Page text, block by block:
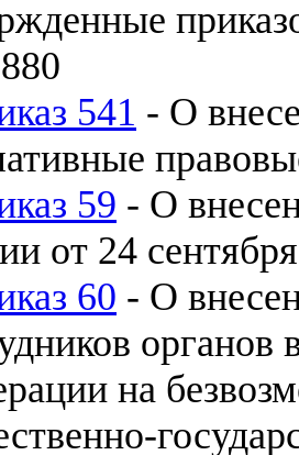
541 - О
59 - О
от 24
60 - О
органов
на